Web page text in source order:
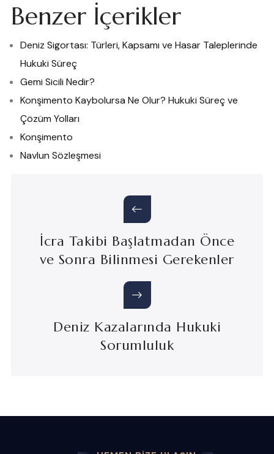
Benzer İçerikler
Deniz Sigortası: Türleri, Kapsamı ve Hasar Taleplerinde
Hukuki Süreç
Gemi Sicili Nedir?
Konşimento Kaybolursa Ne Olur? Hukuki Süreç ve
Çözüm Yolları
Konşimento
Navlun Sözleşmesi
İcra Takibi Başlatmadan Önce
ve Sonra Bilinmesi Gerekenler
Deniz Kazalarında Hukuki
Sorumluluk